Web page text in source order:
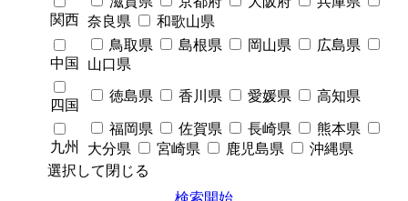
関西 奈良県
和歌山県
中国
鳥取県 島根県 岡山県
広島県
山口県
四国
徳島県 香川県 愛媛県 高知県
九州
福岡県 佐賀県 長崎県
熊本県
大分県
宮崎県 鹿児島県
沖縄県
選択して閉じる
検索開始